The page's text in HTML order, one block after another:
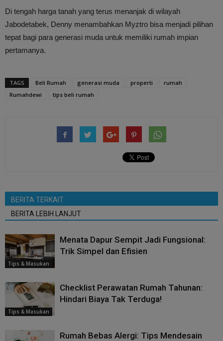
Di tengah harga tanah yang terus menanjak di wilayah
Jabodetabek, Denny menambahkan Myztro bisa menjadi pilihan
tepat bagi para generasi muda untuk memiliki rumah impian
pertamanya.
TAGS Beli Rumah generasi muda properti
rumah
Rumahdewi
tips beli rumah
BERITA TERKAIT
BERITA LEBIH LANJUT
Tips & Masukan
Menata Dapur Sempit Jadi Fungsional:
Trik Simpel dan Efisien
Tips & Masukan
Checklist Perawatan Rumah Tahunan:
Hindari Biaya Tak Terduga!
Rumah Bebas Alergi: Tips Mendesain